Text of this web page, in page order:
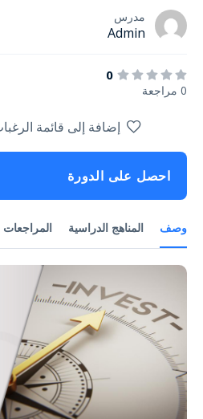
مدرس
Admin
0
0 مراجعة
وصف المناهج الدراسية المراجعات
إضافة إلى قائمة
احصل على الدورة